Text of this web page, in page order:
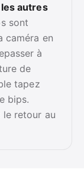
autres
sont
caméra en
à
de
tapez
bips.
le retour au